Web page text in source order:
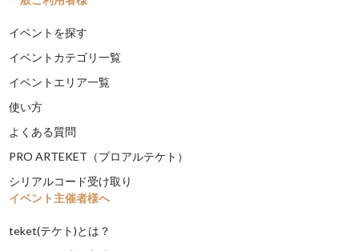
イベントを探す
イベントカテゴリ一覧
イベントエリア一覧
使い方
よくある質問
PRO ARTEKET（プロアルテケト）
シリアルコード受け取り
イベント主催者様へ
teket(テケト)とは？